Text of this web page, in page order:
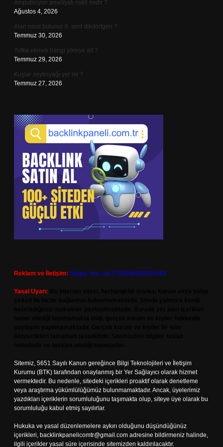
Amputasyon ameliyatı riskli midir ?
Ağustos 4, 2026
Alan nasıl bulunur 6. sınıf dikdörtgen ?
Temmuz 30, 2026
Yufka ekmek hangi yöreye ait ?
Temmuz 29, 2026
Kuşlar zeytinyağı yer mi ?
Temmuz 27, 2026
Reklam ve İletişim: Skype: live:.cid.575569c608265c69
Yasal Uyarı:
Sitemiz, 5651 Sayılı Kanun gereğince Bilgi Teknolojileri ve İletişim
Kurumu (BTK) tarafından onaylanmış bir Yer Sağlayıcı olarak hizmet
vermektedir. Bu nedenle, sitedeki içerikleri proaktif olarak denetleme
veya araştırma yükümlülüğümüz bulunmamaktadır. Ancak, üyelerimiz
yazdıkları içeriklerin sorumluluğunu taşımakta olup, siteye üye olarak bu
sorumluluğu kabul etmiş sayılırlar.
Hukuka ve yasal düzenlemelere aykırı olduğunu düşündüğünüz
içerikleri, backlinkpanelicomtr@gmail.com adresine bildirmeniz halinde,
ilgili içerikler yasal süre içerisinde sitemizden kaldırılacaktır.